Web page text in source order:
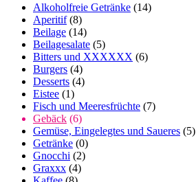
Alkoholfreie Getränke (14)
Aperitif (8)
Beilage (14)
Beilagesalate (5)
Bitters und XXXXXX (6)
Burgers (4)
Desserts (4)
Eistee (1)
Fisch und Meeresfrüchte (7)
Gebäck (6)
Gemüse, Eingelegtes und Saueres (5)
Getränke (0)
Gnocchi (2)
Graxxx (4)